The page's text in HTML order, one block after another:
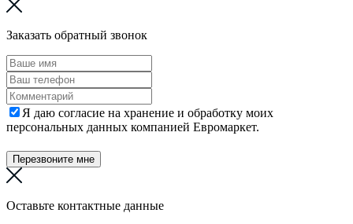
Заказать обратный звонок
Я даю согласие на хранение и обработку моих
персональных данных компанией Евромаркет.
Перезвоните мне
Оставьте контактные данные